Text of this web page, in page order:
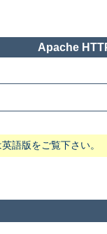
Apache
語版をご覧下さい。